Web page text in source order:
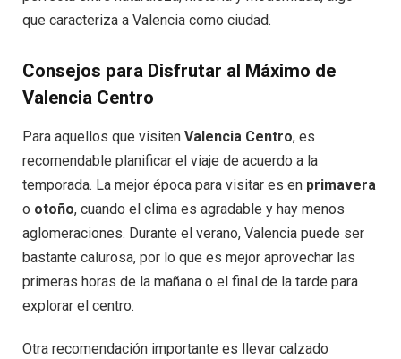
que caracteriza a Valencia como ciudad.
Consejos para Disfrutar al Máximo de
Valencia Centro
Para aquellos que visiten Valencia Centro, es
recomendable planificar el viaje de acuerdo a la
temporada. La mejor época para visitar es en primavera
o otoño, cuando el clima es agradable y hay menos
aglomeraciones. Durante el verano, Valencia puede ser
bastante calurosa, por lo que es mejor aprovechar las
primeras horas de la mañana o el final de la tarde para
explorar el centro.
Otra recomendación importante es llevar calzado